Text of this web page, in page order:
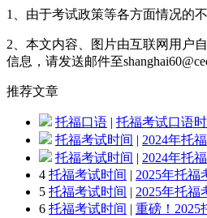
1、由于考试政策等各方面情况的
2、本文内容、图片由互联网用户
信息，请发送邮件至
推荐文章
托福口语 | 托福考试口语
托福考试时间 | 2024年托
托福考试时间 | 2024年托
4 托福考试时间 | 2025年托福
5 托福考试时间 | 2025年托福
6 托福考试时间 | 重磅！2025